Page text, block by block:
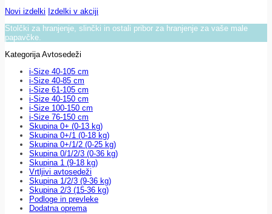
Novi izdelki Izdelki v akciji
Stolčki za hranjenje, slinčki in ostali pribor za hranjenje za vaše male
papavčke.
Kategorija Avtosedeži
i-Size 40-105 cm
i-Size 40-85 cm
i-Size 61-105 cm
i-Size 40-150 cm
i-Size 100-150 cm
i-Size 76-150 cm
Skupina 0+ (0-13 kg)
Skupina 0+/1 (0-18 kg)
Skupina 0+/1/2 (0-25 kg)
Skupina 0/1/2/3 (0-36 kg)
Skupina 1 (9-18 kg)
Vrtljivi avtosedeži
Skupina 1/2/3 (9-36 kg)
Skupina 2/3 (15-36 kg)
Podloge in prevleke
Dodatna oprema